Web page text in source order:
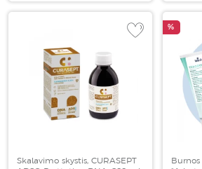
Skalavimo skystis, CURASEPT
%